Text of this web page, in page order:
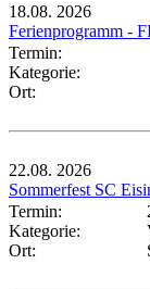
18.08. 2026
Ferienprogramm -
Termin:
Kategorie:
Ort:
22.08. 2026
Sommerfest SC
Termin:
Kategorie:
Ort: